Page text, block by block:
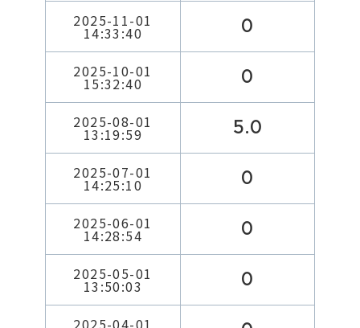
2025-11-01
14:33:40 0
2025-10-01
15:32:40 0
2025-08-01
13:19:59 5.0
2025-07-01
14:25:10 0
2025-06-01
14:28:54 0
2025-05-01
13:50:03 0
2025-04-01